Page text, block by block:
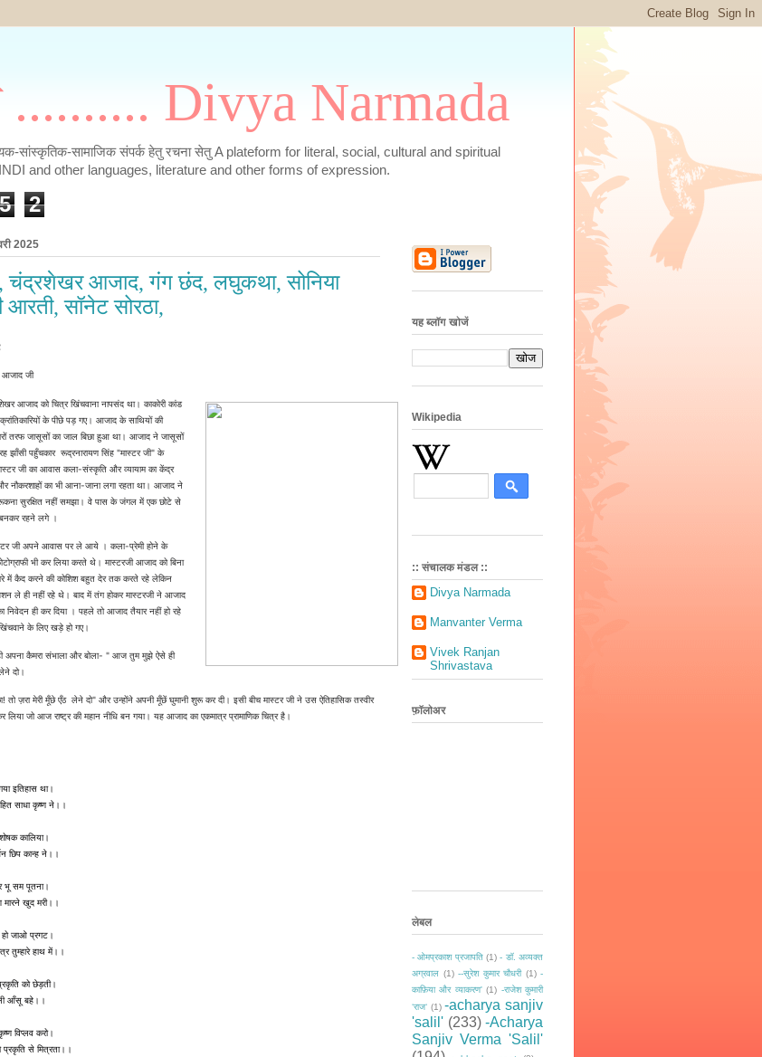
.......... Divya Narmada
सांस्कृतिक-सामाजिक संपर्क हेतु रचना सेतु A plateform for literal, social, cultural and spiritual
and other languages, literature and other forms of expression.
2
2025
चंद्रशेखर आजाद, गंग छंद, लघुकथा, सोनिया
आरती, सॉनेट सोरठा,
आजाद जी
शेखर आजाद को चित्र खिंचवाना नापसंद था। काकोरी कांड
के पीछे पड़ गए। आजाद के साथियों की
तरफ जासूसों का जाल बिछा हुआ था। आजाद ने जासूसों
झाँसी पहुँचकार रूद्रनारायण सिंह "मास्टर जी" के
जी का आवास कला-संस्कृति और व्यायाम का केंद्र
नौकरशाहों का भी आना-जाना लगा रहता था। आजाद ने
सुरक्षित नहीं समझा। वे पास के जंगल में एक छोटे से
बनकर रहने लगे ।
जी अपने आवास पर ले आये । कला-प्रेमी होने के
भी कर लिया करते थे। मास्टरजी आजाद को बिना
में कैद करने की कोशिश बहुत देर तक करते रहे लेकिन
ले ही नहीं रहे थे। बाद में तंग होकर मास्टरजी ने आजाद
निवेदन ही कर दिया । पहले तो आजाद तैयार नहीं हो रहे
के लिए खड़े हो गए।
अपना कैमरा संभाला और बोला- " आज तुम मुझे ऐसे ही
दो।
ज़रा मेरी मूँछे एँठ लेने दो" और उन्होंने अपनी मूँछें घुमानी शुरू कर दी। इसी बीच मास्टर जी ने उस ऐतिहासिक तस्वीर
जो आज राष्ट्र की महान नीधि बन गया। यह आजाद का एकमात्र प्रामाणिक चित्र है।
इतिहास था।
साधा कृष्ण ने।।
कालिया।
छिप कान्ह ने।।
भू सम पूतना।
मारने खुद मरी।।
जाओ प्रगट।
तुम्हारे हाथ में।।
को छेड़ती।
आँसू बहे।।
विप्लव करो।
प्रकृति से मित्रता।।
यह ब्लॉग खोजें
Wikipedia
:: संचालक मंडल ::
Divya Narmada
Manvanter Verma
Vivek Ranjan
Shrivastava
फ़ॉलोअर
लेबल
- ओमप्रकाश प्रजापति (1) - डॉ. अव्यक्त
अग्रवाल (1) --सुरेश कुमार चौधरी (1) -
काफ़िया और व्याकरण' (1) -राजेश कुमारी
‘राज‘ (1) -acharya sanjiv
'salil' (233) -Acharya
Sanjiv Verma 'Salil'